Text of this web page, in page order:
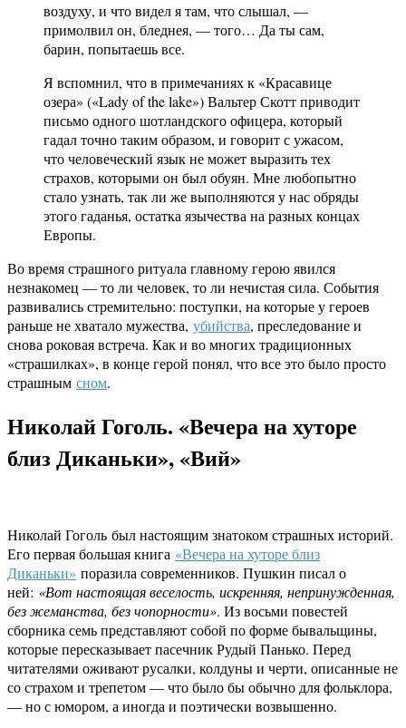
воздуху, и что видел я там, что слышал, —
примолвил он, бледнея, — того… Да ты сам,
барин, попытаешь все.
Я вспомнил, что в примечаниях к «Красавице
озера» («Lady of the lake») Вальтер Скотт приводит
письмо одного шотландского офицера, который
гадал точно таким образом, и говорит с ужасом,
что человеческий язык не может выразить тех
страхов, которыми он был обуян. Мне любопытно
стало узнать, так ли же выполняются у нас обряды
этого гаданья, остатка язычества на разных концах
Европы.
Во время страшного ритуала главному герою явился
незнакомец — то ли человек, то ли нечистая сила. События
развивались стремительно: поступки, на которые у героев
раньше не хватало мужества, убийства, преследование и
снова роковая встреча. Как и во многих традиционных
«страшилках», в конце герой понял, что все это было просто
страшным сном.
Николай Гоголь. «Вечера на хуторе
близ Диканьки», «Вий»
Николай Гоголь был настоящим знатоком страшных историй.
Его первая большая книга «Вечера на хуторе близ
Диканьки» поразила современников. Пушкин писал о
ней: «Вот настоящая веселость, искренняя, непринужденная,
без жеманства, без чопорности». Из восьми повестей
сборника семь представляют собой по форме бывальщины,
которые пересказывает пасечник Рудый Панько. Перед
читателями оживают русалки, колдуны и черти, описанные не
со страхом и трепетом — что было бы обычно для фольклора,
— но с юмором, а иногда и поэтически возвышенно.